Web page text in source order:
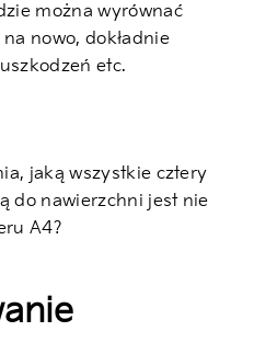
można wyrównać
nowo, dokładnie
etc.
jaką wszystkie cztery
do nawierzchni jest nie
A4?